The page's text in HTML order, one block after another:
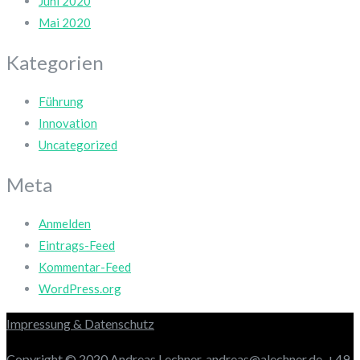
Mai 2020
Kategorien
Führung
Innovation
Uncategorized
Meta
Anmelden
Eintrags-Feed
Kommentar-Feed
WordPress.org
Impressung & Datenschutz